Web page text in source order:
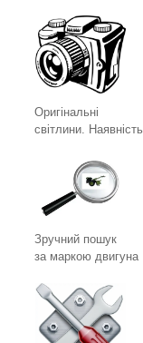
Оригінальні
світлини. Наявність.
Зручний пошук
за маркою двигуна